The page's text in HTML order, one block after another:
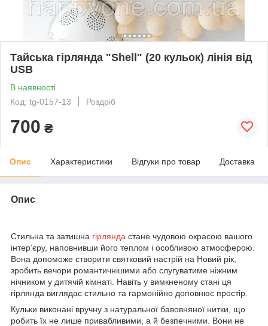
Тайська гірлянда "Shell" (20 кульок) лінія від
USB
В наявності
Код: tg-0157-13
Роздріб
700 ₴
Опис Характеристики Відгуки про товар Доставка
Опис
Стильна та затишна гірлянда стане чудовою окрасою вашого
інтер’єру, наповнивши його теплом і особливою атмосферою.
Вона допоможе створити святковий настрій на Новий рік,
зробить вечори романтичнішими або слугуватиме ніжним
нічником у дитячій кімнаті. Навіть у вимкненому стані ця
гірлянда виглядає стильно та гармонійно доповнює простір.
Кульки виконані вручну з натуральної бавовняної нитки, що
робить їх не лише привабливими, а й безпечними. Вони не